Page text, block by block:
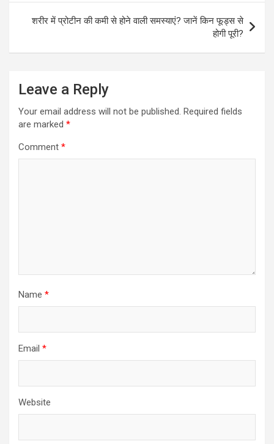
शरीर में प्रोटीन की कमी से होने वाली समस्याएं? जानें किन फूड्स से
होगी पूरी?
Leave a Reply
Your email address will not be published. Required fields
are marked *
Comment *
Name *
Email *
Website